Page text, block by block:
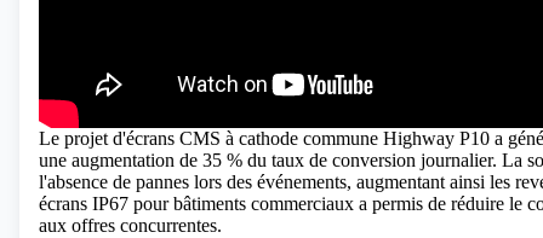
Le projet d'écrans CMS à cathode commune Highway P10 a
une augmentation de 35 % du taux de conversion journalier. La
l'absence de pannes lors des événements, augmentant ainsi les
écrans IP67 pour bâtiments commerciaux a permis de réduire le
aux offres concurrentes.